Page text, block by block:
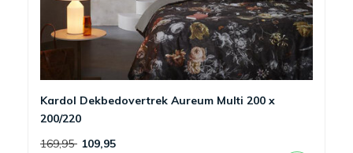
Kardol Dekbedovertrek Aureum Multi 200 x
200/220
169,95 109,95